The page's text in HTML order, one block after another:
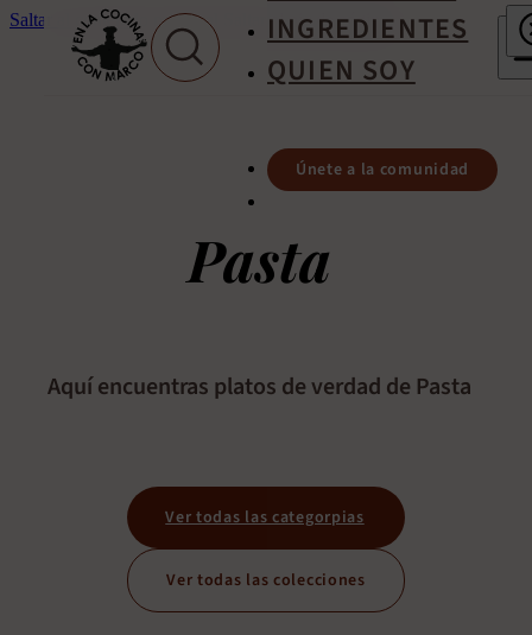
Saltar al contenido principal Saltar al pie de página
INGREDIENTES
QUIEN SOY
Únete a la comunidad
Pasta
Aquí encuentras platos de verdad de Pasta
Ver todas las categorpias
Ver todas las colecciones